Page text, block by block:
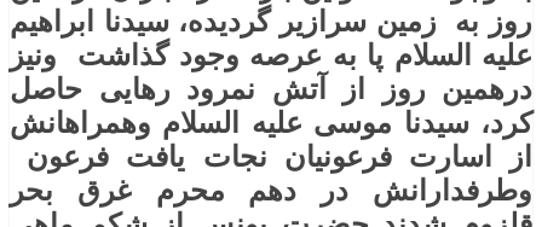
روز به زمین سرازیر گردیده، سیدنا ابراهیم
عليه ‌السلام پا به عرصه وجود گذاشت ونیز
درهمین روز از آتش نمرود رهایی حاصل
کرد، سیدنا موسی عليه ‌السلام وهمراهانش
از اسارت فرعونیان نجات یافت فرعون
وطرفدارانش در دهم محرم غرق بحر